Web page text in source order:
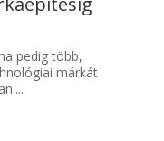
pedig több,
márkát